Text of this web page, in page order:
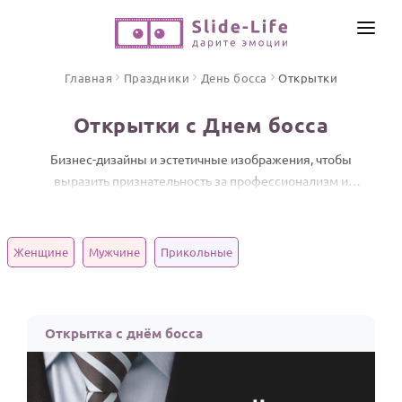
ПО ФОРМАТУ
Видео поздравления
Открытки
Стихи и тексты
С Днем рождения
Юбилей
ИНСТРУМЕНТЫ
ТЕКСТЫ И ИДЕИ
ОТЗЫВЫ
Главная Праздники День босса Открытки
Открытки с Днем босса
Бизнес-дизайны и эстетичные изображения, чтобы
выразить признательность за профессионализм и
Женщине Мужчине Прикольные
Открытка с днём босса